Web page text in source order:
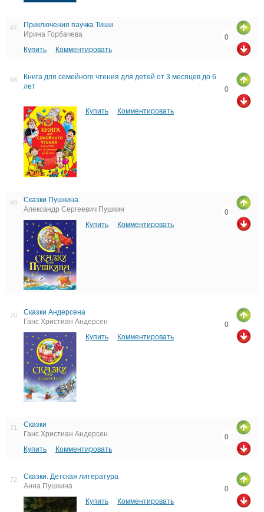
67.
Приключения паучка Тиши
Ирина Горбачева
0
Купить
Комментировать
68.
Книга для семейного чтения для детей от 3 месяцев до 6
лет
0
Купить Комментировать
69.
Сказки Пушкина
Александр Сергеевич Пушкин
0
Купить
Комментировать
70.
Сказки Андерсена
Ганс Христиан Андерсен
0
Купить
Комментировать
71.
Сказки
Ганс Христиан Андерсен
0
Купить
Комментировать
72.
Сказки. Детская литература
Анна Пушкина
0
Купить
Комментировать